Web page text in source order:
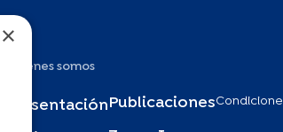
Quiénes somos
Presentación Publicaciones
×